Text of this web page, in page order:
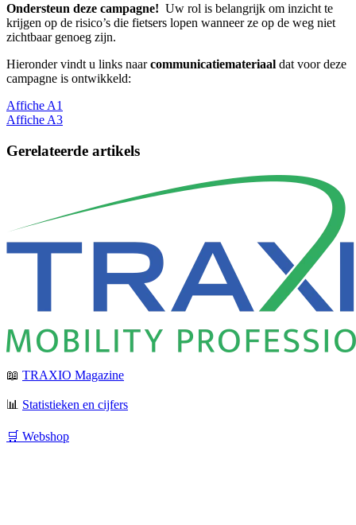
Ondersteun deze campagne! Uw rol is belangrijk om inzicht te
krijgen op de risico’s die fietsers lopen wanneer ze op de weg niet
zichtbaar genoeg zijn.
Hieronder vindt u links naarcommunicatiemateriaal dat voor deze
campagne is ontwikkeld:
Affiche A1
Affiche A3
Gerelateerde artikels
📖 TRAXIO Magazine
📊 Statistieken en cijfers
🛒 Webshop